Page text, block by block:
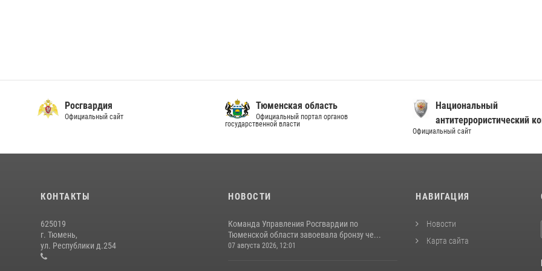
Росгвардия
Официальный сайт
Тюменская область
Официальный портал органов
государственной власти
Национальный
антитеррористический
Официальный сайт
КОНТАКТЫ
625019
г. Тюмень,
ул. Республики д.254
НОВОСТИ
Команда Управления Росгвардии по
Тюменской области завоевала бронзу че...
07 августа 2026, 12:01
НАВИГАЦИЯ
Новости
Карта сайта